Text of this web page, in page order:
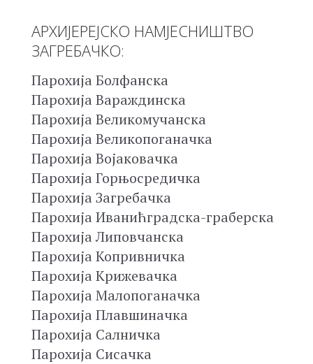
АРХИЈЕРЕЈСКО НАМЈЕСНИШТВО
ЗАГРЕБАЧКО:
Парохија Болфанска
Парохија Вараждинска
Парохија Великомучанска
Парохија Великопоганачка
Парохија Војаковачка
Парохија Горњосредичка
Парохија Загребачка
Парохија Иванићградска-граберска
Парохија Липовчанска
Парохија Копривничка
Парохија Крижевачка
Парохија Малопоганачка
Парохија Плавшиначка
Парохија Салничка
Парохија Сисачка